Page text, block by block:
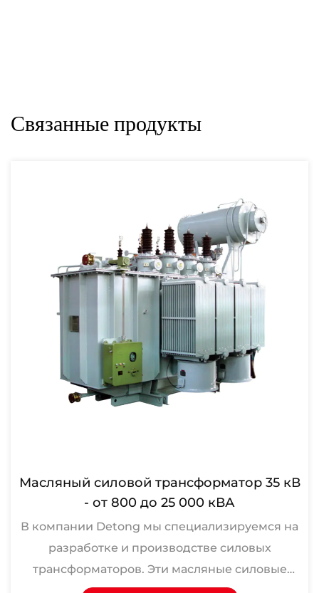
Связанные продукты
Масляный силовой трансформатор 35 кВ
- от 800 до 25 000 кВА
В компании Detong мы специализируемся на
разработке и производстве силовых
трансформаторов. Эти масляные силовые